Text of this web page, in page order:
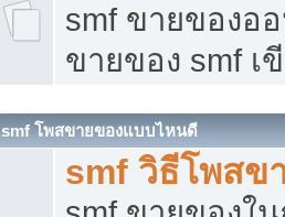
smf ขายของอ
ขายของ smf เ
smf โพสขายของแบบไหนดี
smf วิธีโพสข